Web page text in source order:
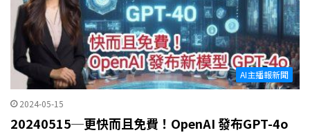
AI主播報新聞
2024-05-15
20240515─更快而且免費！OpenAI 發布GPT-4o